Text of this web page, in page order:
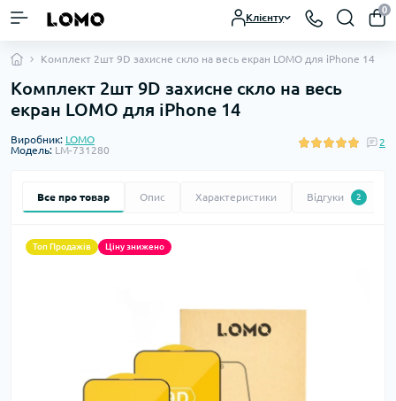
Клієнту
0
Комплект 2шт 9D захисне скло на весь екран LOMO для iPhone 14
Комплект 2шт 9D захисне скло на весь
екран LOMO для iPhone 14
Виробник: LOMO
Модель: LM-731280
2
Все про товар Опис Характеристики Відгуки 2
Топ Продажів Ціну знижено